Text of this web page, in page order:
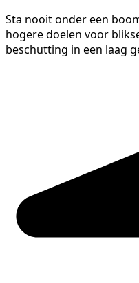
Sta nooit onder een
hogere doelen voor
beschutting in een laag